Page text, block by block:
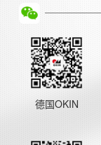
德国OKIN